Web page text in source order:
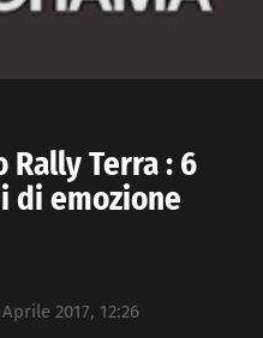
Terra : 6
di emozione
2017, 12:26